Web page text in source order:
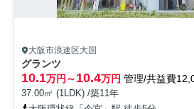
大阪市浪速区大国
グランツ
10.1万円～10.4万円 管理/共益費
37.00㎡ (1LDK) /築11年